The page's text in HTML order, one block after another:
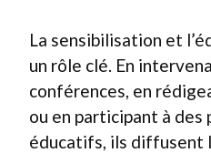
La sensibilisation et
un rôle clé. En
conférences, en
ou en participant à des
éducatifs, ils diffusent